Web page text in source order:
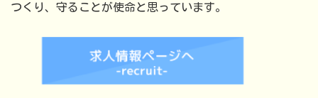
つくり、守ることが使命と思っています。